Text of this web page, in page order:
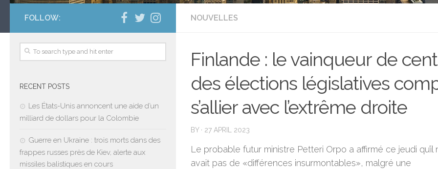
NOUVELLES
Finlande : le vainqueur de
des élections législatives
s’allier avec l’extrême droite
BY · 27 APRIL 2023
Le probable futur ministre Petteri Orpo a affirmé ce jeudi qu’il
avait pas de «différences insurmontables», malgré une
FOLLOW:
RECENT POSTS
Les États-Unis annoncent une aide d’un
milliard de dollars pour la Colombie
Guerre en Ukraine : trois morts dans des
frappes russes près de Kiev, alerte aux
missiles balistiques en cours